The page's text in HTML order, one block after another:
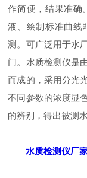
作简便，结果准确
液、绘制标准曲线
测。可广泛用于水
门。水质检测仪是
而成的，采用分光
不同参数的浓度显
的辨别，得出被测
水质检测仪厂